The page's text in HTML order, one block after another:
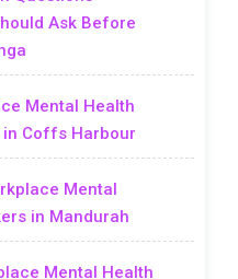
Ask Before
Mental Health
in Coffs Harbour
Mental
in Mandurah
Mental Health